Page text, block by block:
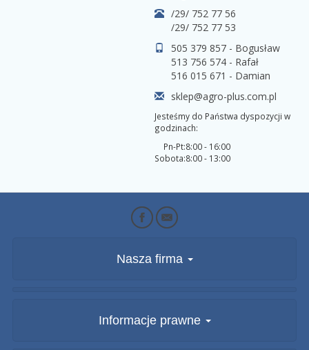
/29/ 752 77 56
/29/ 752 77 53
505 379 857 - Bogusław
513 756 574 - Rafał
516 015 671 - Damian
sklep@agro-plus.com.pl
Jesteśmy do Państwa dyspozycji w
godzinach:
Pn-Pt:
Sobota:
8:00 - 16:00
8:00 - 13:00
Nasza firma
Informacje prawne